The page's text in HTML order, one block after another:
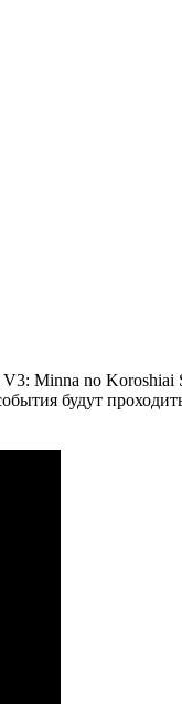
V3: Minna no
будут